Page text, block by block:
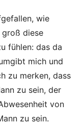
wie
diese
fühlen: das da
mich und
zu merken, dass
zu sein, der
von
zu sein.